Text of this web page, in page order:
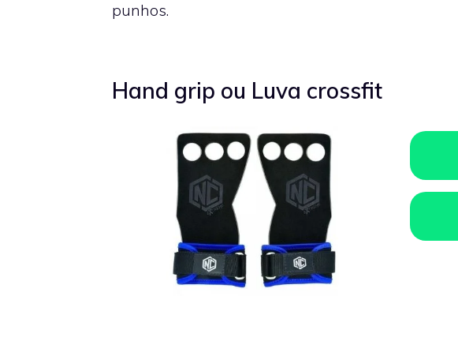
punhos.
Hand grip ou Luva crossfit